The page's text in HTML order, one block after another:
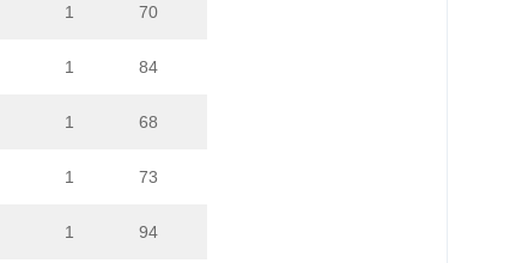
1 70
1 84
1 68
1 73
1 94